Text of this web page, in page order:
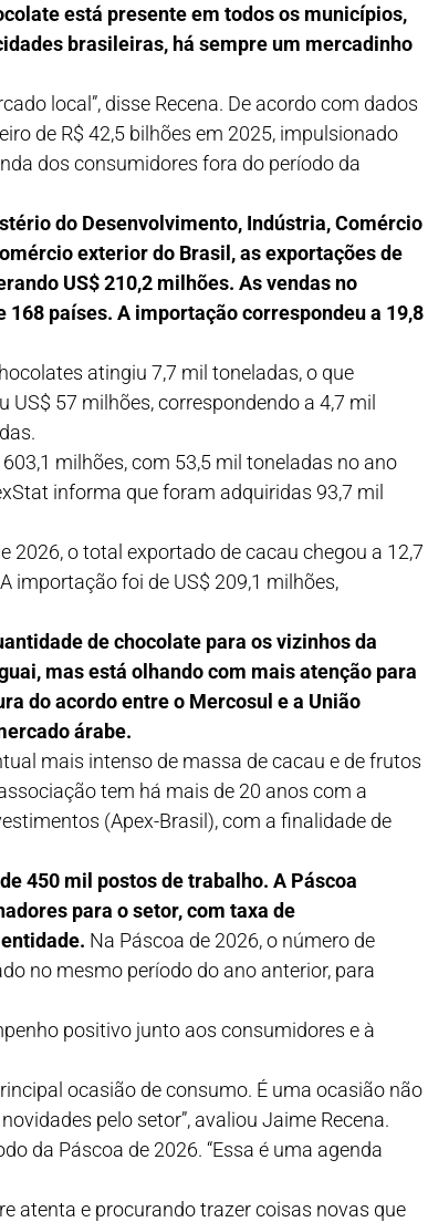
está presente em todos os municípios,
brasileiras, há sempre um mercadinho
local”, disse Recena. De acordo com dados
de R$ 42,5 bilhões em 2025, impulsionado
dos consumidores fora do período da
do Desenvolvimento, Indústria, Comércio
exterior do Brasil, as exportações de
US$ 210,2 milhões. As vendas no
países. A importação correspondeu a 19,8
atingiu 7,7 mil toneladas, o que
57 milhões, correspondendo a 4,7 mil
milhões, com 53,5 mil toneladas no ano
informa que foram adquiridas 93,7 mil
o total exportado de cacau chegou a 12,7
importação foi de US$ 209,1 milhões,
de chocolate para os vizinhos da
mas está olhando com mais atenção para
do acordo entre o Mercosul e a União
árabe.
mais intenso de massa de cacau e de frutos
tem há mais de 20 anos com a
(Apex-Brasil), com a finalidade de
450 mil postos de trabalho. A Páscoa
para o setor, com taxa de
Na Páscoa de 2026, o número de
no mesmo período do ano anterior, para
positivo junto aos consumidores e à
ocasião de consumo. É uma ocasião não
pelo setor”, avaliou Jaime Recena.
da Páscoa de 2026. “Essa é uma agenda
atenta e procurando trazer coisas novas que